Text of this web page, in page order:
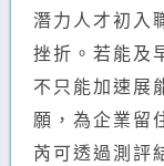
潛力人才初入
挫折。若能及
不只能加速展
願，為企業留
芮可透過測評